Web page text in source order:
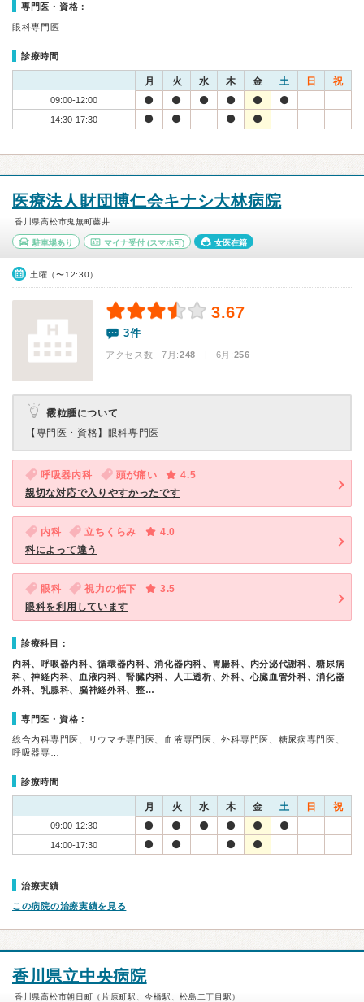
専門医・資格：
眼科専門医
診療時間
月 火 水 木 金 土 日 祝
09:00-12:00
14:30-17:30
医療法人財団博仁会キナシ大林病院
香川県高松市鬼無町藤井
駐車場あり マイナ受付(スマホ可) 女医在籍
土曜（〜12:30）
3.67
3件
アクセス数 7月:248 | 6月:256
霰粒腫について
【専門医・資格】 眼科専門医
呼吸器内科 頭が痛い
4.5
親切な対応で入りやすかったです
内科 立ちくらみ
4.0
科によって違う
眼科 視力の低下
3.5
眼科を利用しています
診療科目：
内科、呼吸器内科、循環器内科、消化器内科、胃腸科、内分泌代謝科、糖尿病
科、神経内科、血液内科、腎臓内科、人工透析、外科、心臓血管外科、消化器
外科、乳腺科、脳神経外科、整…
専門医・資格：
総合内科専門医、リウマチ専門医、血液専門医、外科専門医、糖尿病専門医、
呼吸器専…
診療時間
月 火 水 木 金 土 日 祝
09:00-12:30
14:00-17:30
治療実績
この病院の治療実績を見る
香川県立中央病院
香川県高松市朝日町（片原町駅、今橋駅、松島二丁目駅）